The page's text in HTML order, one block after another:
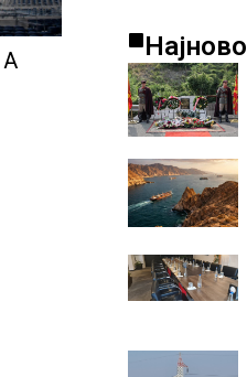
А
Најново